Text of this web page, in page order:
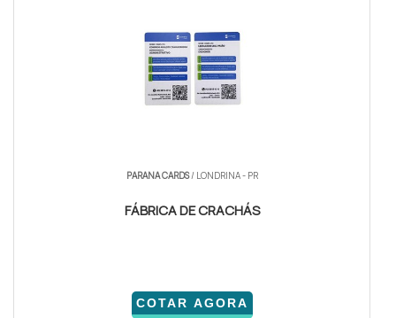
PARANA CARDS/ LONDRINA - PR
FÁBRICA DE CRACHÁS
COTAR AGORA